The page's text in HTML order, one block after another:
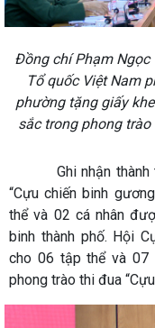
Đồng chí Phạm Ngọc
Tổ quốc Việt Nam
phường tặng giấy
sắc trong phong
Ghi nhận thành
“Cựu chiến binh
thể và 02 cá nhân
binh thành phố. Hội
cho 06 tập thể và 07
phong trào thi đua